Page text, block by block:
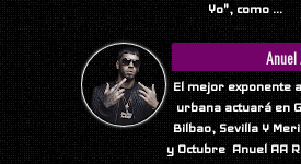
Yo", como ...
Anuel
El mejor exponente
urbana actuará en
Bilbao, Sevilla Y
y Octubre Anuel AA